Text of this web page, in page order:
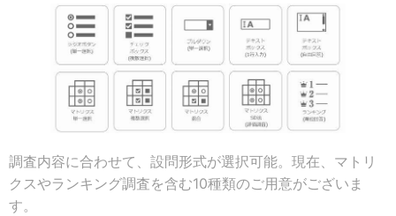
調査内容に合わせて、設問形式が選択可能。現在、マトリ
クスやランキング調査を含む10種類のご用意がございま
す。